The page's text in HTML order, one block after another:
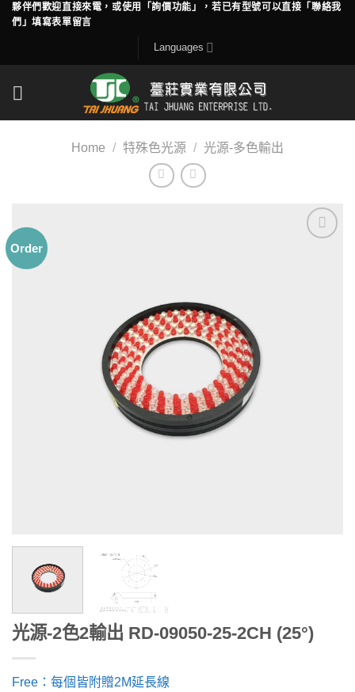
Skip夥伴們歡迎直接來電，或使用「詢價功能」，若已有型號可以直接「聯絡我
們」填寫表單留言
Languages
Home / 特殊色光源 / 光源-多色輸出
Order
光源-2色2輸出 RD-09050-25-2CH (25°)
Free：每個皆附贈2M延長線